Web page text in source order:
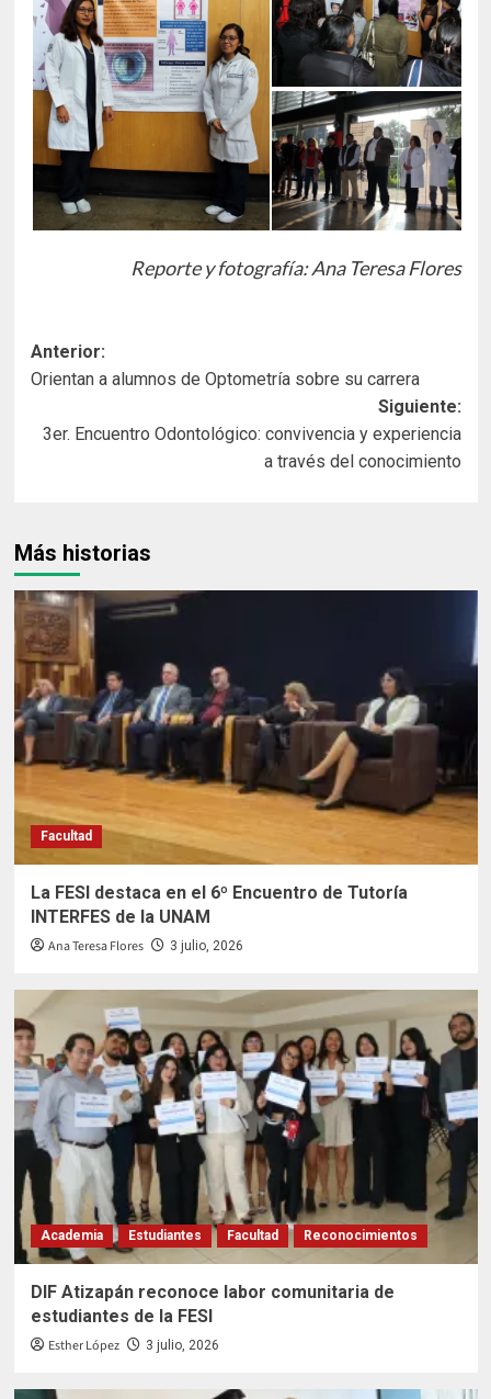
Reporte y fotografía: Ana Teresa Flores
Navegación
de
entradas
Anterior:
Orientan a alumnos de Optometría sobre su carrera
Siguiente:
3er. Encuentro Odontológico: convivencia y experiencia
a través del conocimiento
Más historias
Facultad
La FESI destaca en el 6º Encuentro de Tutoría
INTERFES de la UNAM
Ana Teresa Flores 3 julio, 2026
Academia Estudiantes Facultad Reconocimientos
DIF Atizapán reconoce labor comunitaria de
estudiantes de la FESI
Esther López 3 julio, 2026